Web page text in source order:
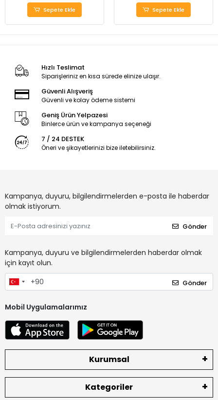
Sepete Ekle Sepete Ekle
Hızlı Teslimat
Siparişleriniz en kısa sürede elinize ulaşır.
Güvenli Alışveriş
Güvenli ve kolay ödeme sistemi
Geniş Ürün Yelpazesi
Binlerce ürün ve kampanya seçeneği
7 / 24 DESTEK
Öneri ve şikayetlerinizi bize iletebilirsiniz.
Kampanya, duyuru, bilgilendirmelerden e-posta ile haberdar
olmak istiyorum.
Gönder
Kampanya, duyuru ve bilgilendirmelerden haberdar olmak
için kayıt olun.
Gönder
Mobil Uygulamalarımız
Kurumsal
Kategoriler